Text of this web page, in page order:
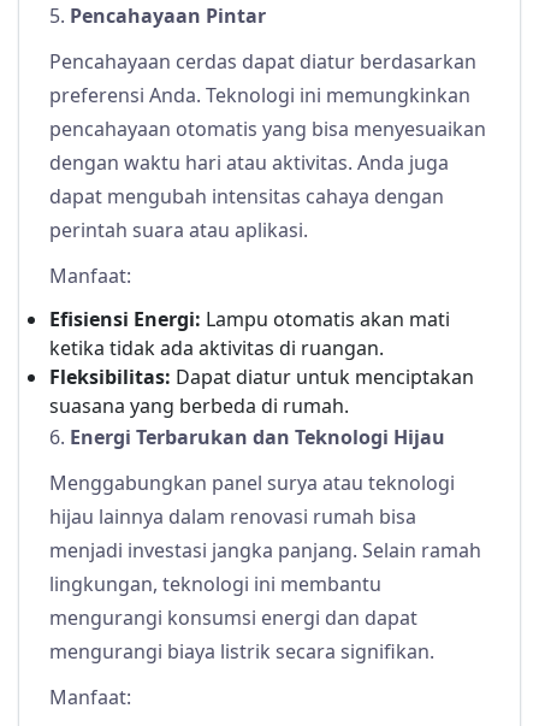
5. Pencahayaan Pintar
Pencahayaan cerdas dapat diatur berdasarkan
preferensi Anda. Teknologi ini memungkinkan
pencahayaan otomatis yang bisa menyesuaikan
dengan waktu hari atau aktivitas. Anda juga
dapat mengubah intensitas cahaya dengan
perintah suara atau aplikasi.
Manfaat:
Efisiensi Energi: Lampu otomatis akan mati
ketika tidak ada aktivitas di ruangan.
Fleksibilitas: Dapat diatur untuk menciptakan
suasana yang berbeda di rumah.
6. Energi Terbarukan dan Teknologi Hijau
Menggabungkan panel surya atau teknologi
hijau lainnya dalam renovasi rumah bisa
menjadi investasi jangka panjang. Selain ramah
lingkungan, teknologi ini membantu
mengurangi konsumsi energi dan dapat
mengurangi biaya listrik secara signifikan.
Manfaat: